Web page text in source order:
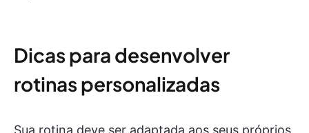
Dicas para desenvolver
rotinas personalizadas
Sua rotina deve ser adaptada aos seus próprios